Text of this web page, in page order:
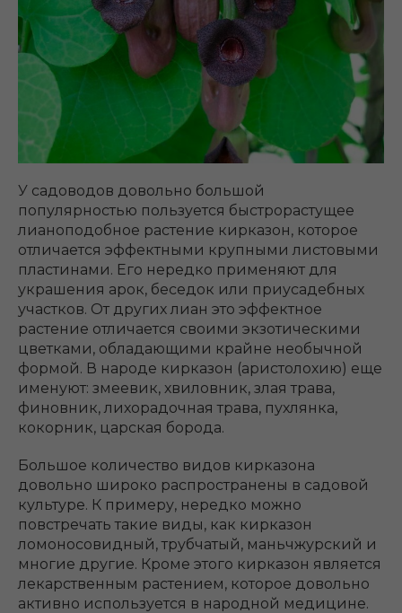
У садоводов довольно большой
популярностью пользуется быстрорастущее
лианоподобное растение кирказон, которое
отличается эффектными крупными листовыми
пластинами. Его нередко применяют для
украшения арок, беседок или приусадебных
участков. От других лиан это эффектное
растение отличается своими экзотическими
цветками, обладающими крайне необычной
формой. В народе кирказон (аристолохию) еще
именуют: змеевик, хвиловник, злая трава,
финовник, лихорадочная трава, пухлянка,
кокорник, царская борода.
Большое количество видов кирказона
довольно широко распространены в садовой
культуре. К примеру, нередко можно
повстречать такие виды, как кирказон
ломоносовидный, трубчатый, маньчжурский и
многие другие. Кроме этого кирказон является
лекарственным растением, которое довольно
активно используется в народной медицине.